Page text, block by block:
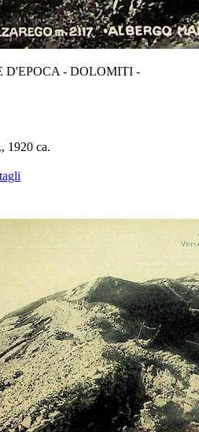
- DOLOMITI -
1920 ca.